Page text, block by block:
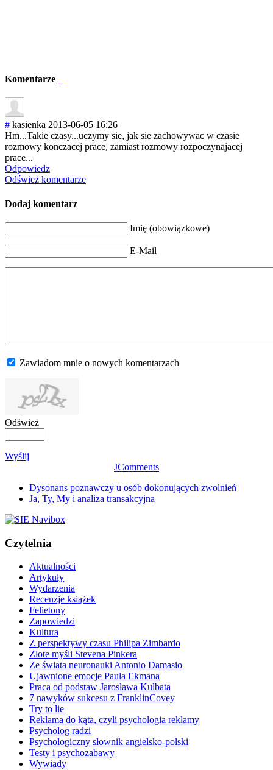
Komentarze
# kasienka 2013-06-05 16:26
Hm...Takie czasy...uczymy sie, jak sie zachowywac w czasie
rozmowy konczacej prace, zamiast rozmowy rozpoczynajacej
prace...
Odpowiedz
Odśwież komentarze
Dodaj komentarz
Imię (obowiązkowe)
E-Mail
Zawiadom mnie o nowych komentarzach
Odśwież
Wyślij
JComments
Dysonans poznawczy u osób dokonujących zwolnień
Ja, Ty, My i analiza transakcyjna
Czytelnia
Aktualności
Artykuły
Wydarzenia
Recenzje książek
Felietony
Zapowiedzi
Kultura
Z perspektywy czasu Philipa Zimbardo
Złote myśli Stevena Pinkera
Ze świata neuronauki Antonio Damasio
Ujawnione emocje Paula Ekmana
Praca od podstaw Jarosława Kulbata
7 nawyków sukcesu z FranklinCovey
Try to lie
Reklama do kąta, czyli psychologia reklamy
Psycholog radzi
Psychologiczny słownik angielsko-polski
Testy i psychozabawy
Wywiady